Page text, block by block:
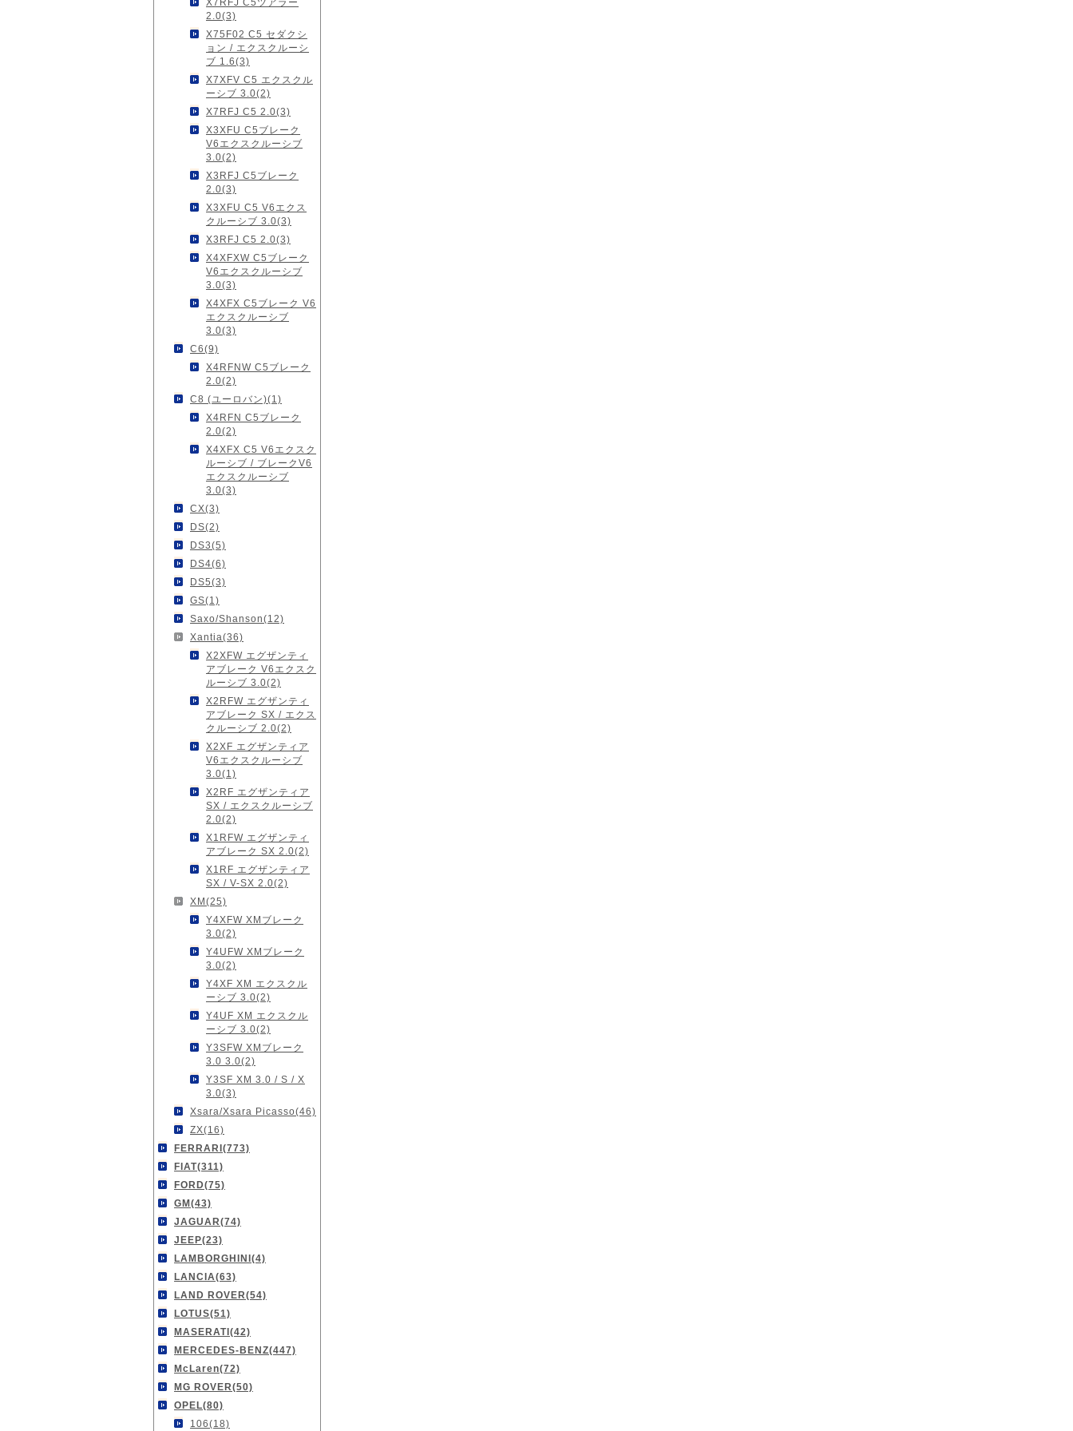
X7RFJ C5ツアラー
2.0(3)
X75F02 C5 セダクシ
ョン / エクスクルーシ
ブ 1.6(3)
X7XFV C5 エクスクル
ーシブ 3.0(2)
X7RFJ C5 2.0(3)
X3XFU C5ブレーク
V6エクスクルーシブ
3.0(2)
X3RFJ C5ブレーク
2.0(3)
X3XFU C5 V6エクス
クルーシブ 3.0(3)
X3RFJ C5 2.0(3)
X4XFXW C5ブレーク
V6エクスクルーシブ
3.0(3)
X4XFX C5ブレーク V6
エクスクルーシブ
3.0(3)
C6(9)
X4RFNW C5ブレーク
2.0(2)
C8 (ユーロバン)(1)
X4RFN C5ブレーク
2.0(2)
X4XFX C5 V6エクスク
ルーシブ / ブレークV6
エクスクルーシブ
3.0(3)
CX(3)
DS(2)
DS3(5)
DS4(6)
DS5(3)
GS(1)
Saxo/Shanson(12)
Xantia(36)
X2XFW エグザンティ
アブレーク V6エクスク
ルーシブ 3.0(2)
X2RFW エグザンティ
アブレーク SX / エクス
クルーシブ 2.0(2)
X2XF エグザンティア
V6エクスクルーシブ
3.0(1)
X2RF エグザンティア
SX / エクスクルーシブ
2.0(2)
X1RFW エグザンティ
アブレーク SX 2.0(2)
X1RF エグザンティア
SX / V-SX 2.0(2)
XM(25)
Y4XFW XMブレーク
3.0(2)
Y4UFW XMブレーク
3.0(2)
Y4XF XM エクスクル
ーシブ 3.0(2)
Y4UF XM エクスクル
ーシブ 3.0(2)
Y3SFW XMブレーク
3.0 3.0(2)
Y3SF XM 3.0 / S / X
3.0(3)
Xsara/Xsara Picasso(46)
ZX(16)
FERRARI(773)
FIAT(311)
FORD(75)
GM(43)
JAGUAR(74)
JEEP(23)
LAMBORGHINI(4)
LANCIA(63)
LAND ROVER(54)
LOTUS(51)
MASERATI(42)
MERCEDES-BENZ(447)
McLaren(72)
MG ROVER(50)
OPEL(80)
106(18)